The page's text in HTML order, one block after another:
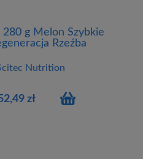
g Melon Szybkie
Rzeźba
Nutrition
zł